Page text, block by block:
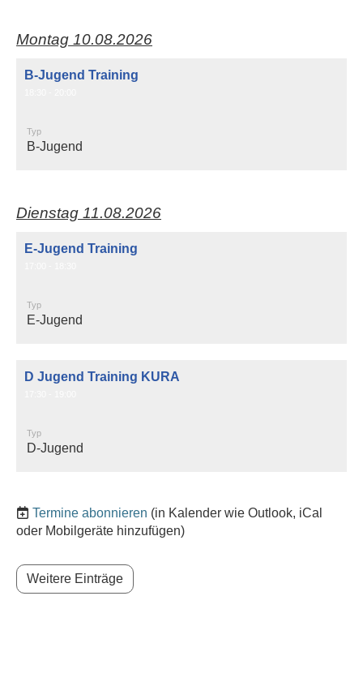
Montag 10.08.2026
B-Jugend Training
Typ
B-Jugend
Dienstag 11.08.2026
E-Jugend Training
Typ
E-Jugend
D Jugend Training KURA
Typ
D-Jugend
Termine abonnieren (in Kalender wie Outlook, iCal
oder Mobilgeräte hinzufügen)
Weitere Einträge